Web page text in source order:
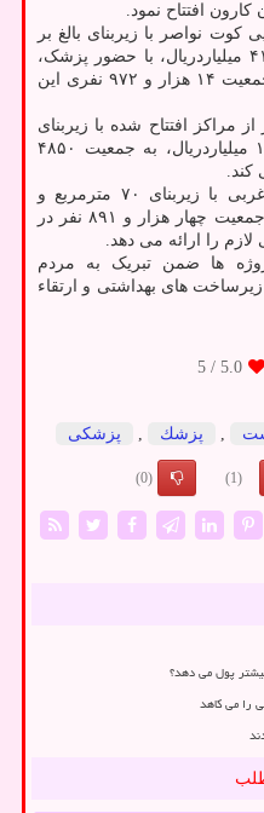
افتتاح نمود.
کوت نواصر با زیربنای بالغ بر
۲۰۰ مترمربع و اعتباری بیشتر از ۴۱ میلیاردریال، با حضور پزشک،
ماما، مراقب سلامت و بهورز به جمعیت ۱۴ هزار و ۹۷۲ نفری این
مراکز افتتاح شده با زیربنای
۱۷۰ مترمربع و اعتباری بالغ بر ۱۶ میلیاردریال، به جمعیت ۴۸۵۰
کند.
همچنین پایگاه شهری اسلام آباد غربی با زیربنای ۷۰ مترمربع و
اعتباری بالغ بر ۷.۵ میلیاردریال به جمعیت چهار هزار و ۸۹۱ نفر در
را ارائه می دهد.
ها ضمن تبریک به مردم
های بهداشتی و ارتقاء
5.0
/ 5
پزشك پزشكی
(1)
(0)
پول می دهد؟
را می کاهد